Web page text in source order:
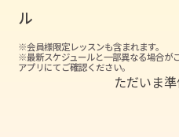
ル
※会員様限定レッスンも含まれます。
※最新スケジュールと一部異なる場合が
アプリにてご確認ください。
ただいま準